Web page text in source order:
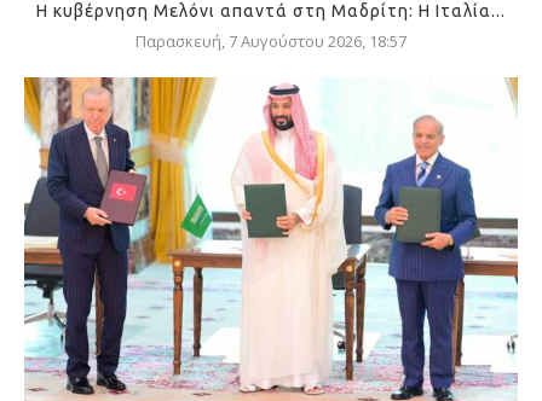
Η κυβέρνηση Μελόνι απαντά στη Μαδρίτη: Η Ιταλία...
Παρασκευή, 7 Αυγούστου 2026, 18:57